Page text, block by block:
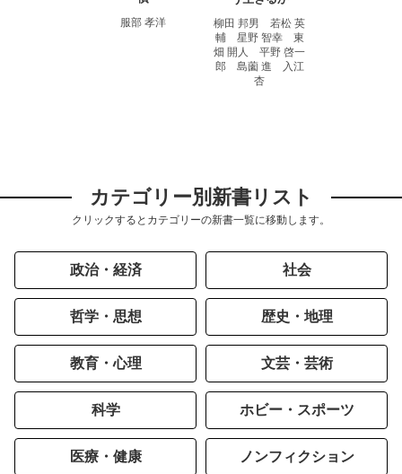
服部 孝洋
柳田 邦男 若松 英
輔 星野 智幸 東
畑 開人 平野 啓一
郎 島薗 進 入江
杏
カテゴリー別新書リスト
クリックするとカテゴリーの新書一覧に移動します。
政治・経済 社会
哲学・思想 歴史・地理
教育・心理 文芸・芸術
科学 ホビー・スポーツ
医療・健康 ノンフィクション